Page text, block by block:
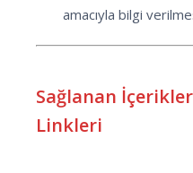
amacıyla bilgi
Sağlanan
Linkleri